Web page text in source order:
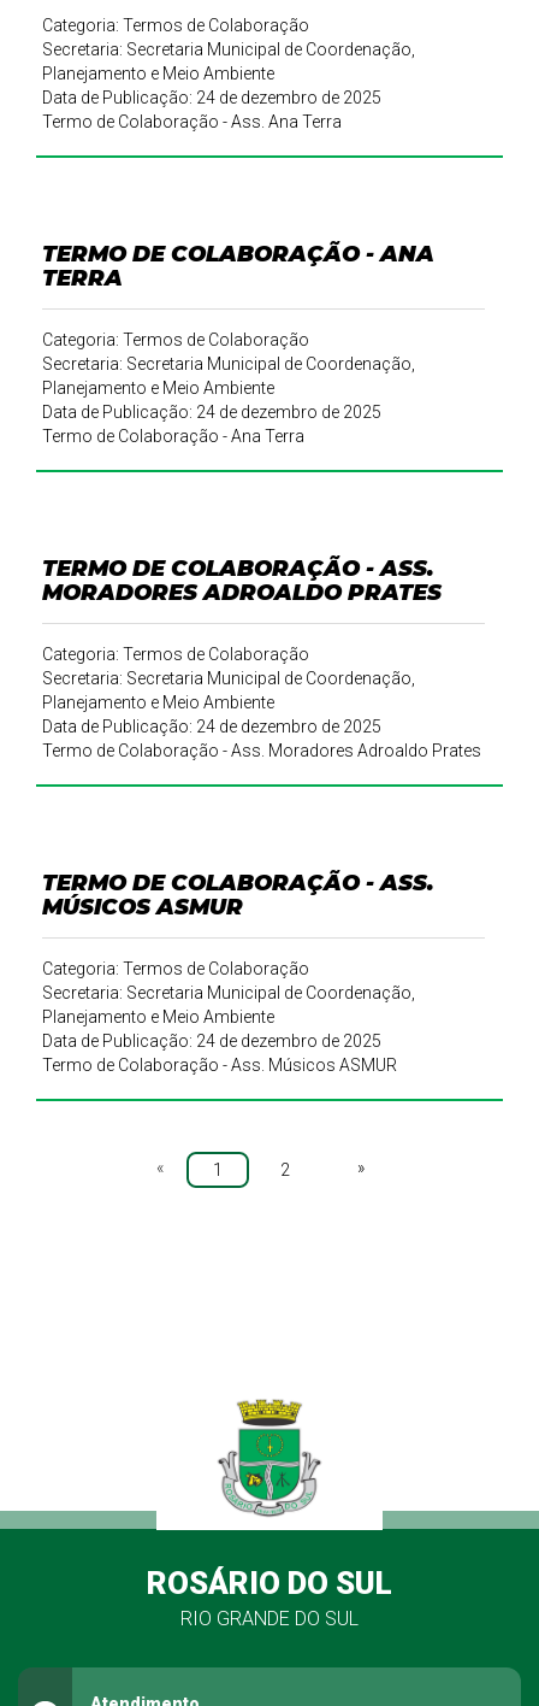
Categoria: Termos de Colaboração
Secretaria: Secretaria Municipal de Coordenação,
Planejamento e Meio Ambiente
Data de Publicação: 24 de dezembro de 2025
Termo de Colaboração - Ass. Ana Terra
TERMO DE COLABORAÇÃO - ANA
TERRA
Categoria: Termos de Colaboração
Secretaria: Secretaria Municipal de Coordenação,
Planejamento e Meio Ambiente
Data de Publicação: 24 de dezembro de 2025
Termo de Colaboração - Ana Terra
TERMO DE COLABORAÇÃO - ASS.
MORADORES ADROALDO PRATES
Categoria: Termos de Colaboração
Secretaria: Secretaria Municipal de Coordenação,
Planejamento e Meio Ambiente
Data de Publicação: 24 de dezembro de 2025
Termo de Colaboração - Ass. Moradores Adroaldo Prates
TERMO DE COLABORAÇÃO - ASS.
MÚSICOS ASMUR
Categoria: Termos de Colaboração
Secretaria: Secretaria Municipal de Coordenação,
Planejamento e Meio Ambiente
Data de Publicação: 24 de dezembro de 2025
Termo de Colaboração - Ass. Músicos ASMUR
« 1 2 »
ROSÁRIO DO SUL
RIO GRANDE DO SUL